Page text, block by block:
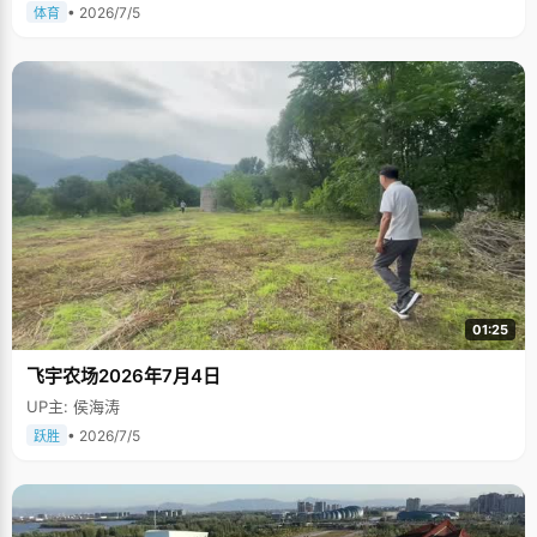
体育 • 2026/7/5
01:25
飞宇农场2026年7月4日
UP主: 侯海涛
跃胜 • 2026/7/5